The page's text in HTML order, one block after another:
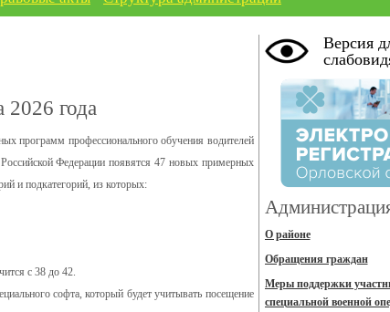
2026 года
программ профессионального обучения водителей
Федерации появятся 47 новых примерных
и подкатегорий, из которых:
с 38 до 42.
софта, который будет учитывать посещение
Версия
О районе
Обращения граждан
Меры поддержки
специальной военной